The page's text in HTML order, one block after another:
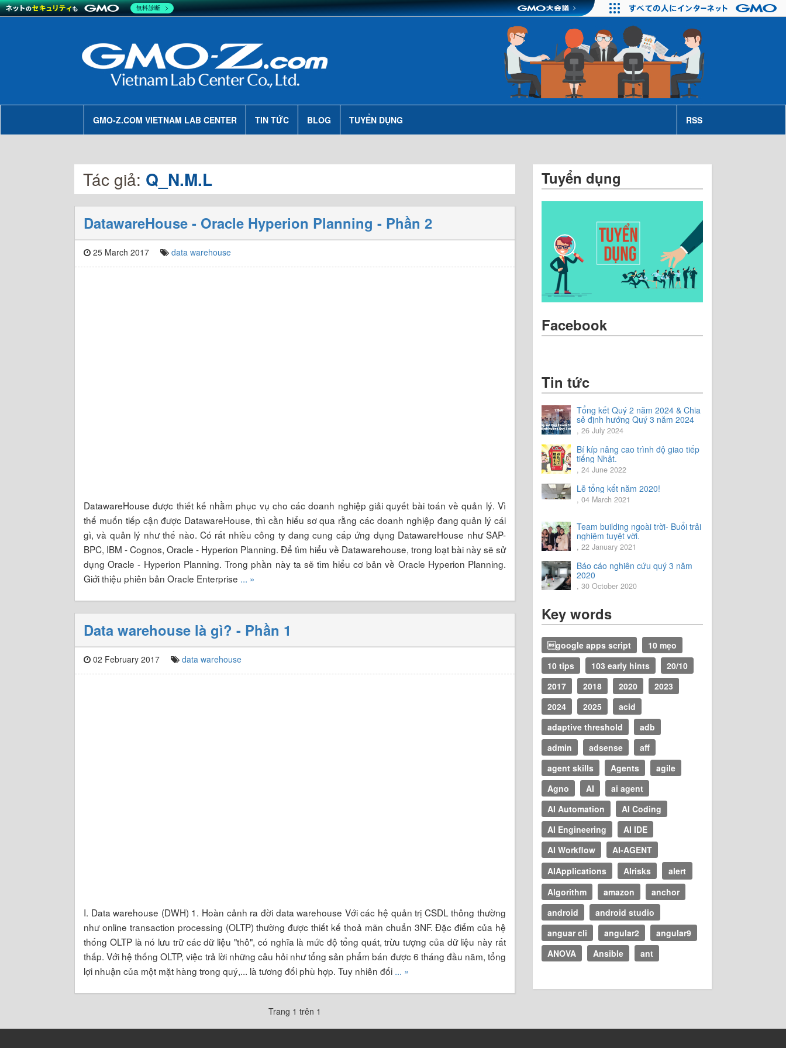
GMO-Z.COM VIETNAM LAB CENTER TIN TỨC BLOG TUYỂN DỤNG RSS
Tác giả: Q_N.M.L
DatawareHouse - Oracle Hyperion Planning - Phần 2
25 March 2017 data warehouse
DatawareHouse được thiết kế nhằm phục vụ cho các doanh nghiệp giải quyết bài toán về quản lý. Vì
thế muốn tiếp cận được DatawareHouse, thì cần hiểu sơ qua rằng các doanh nghiệp đang quản lý cái
gì, và quản lý như thế nào. Có rất nhiều công ty đang cung cấp ứng dụng DatawareHouse như SAP-
BPC, IBM - Cognos, Oracle - Hyperion Planning. Để tìm hiểu về Datawarehouse, trong loạt bài này sẽ sử
dụng Oracle - Hyperion Planning. Trong phần này ta sẽ tìm hiểu cơ bản về Oracle Hyperion Planning.
Giới thiệu phiên bản Oracle Enterprise ... »
Data warehouse là gì? - Phần 1
02 February 2017 data warehouse
I. Data warehouse (DWH) 1. Hoàn cảnh ra đời data warehouse Với các hệ quản trị CSDL thông thường
như online transaction processing (OLTP) thường được thiết kế thoả mãn chuẩn 3NF. Đặc điểm của hệ
thống OLTP là nó lưu trữ các dữ liệu "thô", có nghĩa là mức độ tổng quát, trừu tượng của dữ liệu này rất
thấp. Với hệ thống OLTP, việc trả lời những câu hỏi như tổng sản phẩm bán được 6 tháng đầu năm, tổng
lợi nhuận của một mặt hàng trong quý,... là tương đối phù hợp. Tuy nhiên đối ... »
Trang 1 trên 1
Tuyển dụng
Facebook
Tin tức
Tổng kết Quý 2 năm 2024 & Chia
sẻ định hướng Quý 3 năm 2024
, 26 July 2024
Bí kíp nâng cao trình độ giao tiếp
tiếng Nhật.
, 24 June 2022
Lễ tổng kết năm 2020!
, 04 March 2021
Team building ngoài trời- Buổi trải
nghiệm tuyệt vời.
, 22 January 2021
Báo cáo nghiên cứu quý 3 năm
2020
, 30 October 2020
Key words
google apps script
10 mẹo
10 tips
103 early hints
20/10
2017
2018 2020
2023
2024
2025
acid
adaptive threshold
adb
admin
adsense
aff
agent skills
Agents
agile
Agno
AI
ai agent
AI Automation
AI Coding
AI Engineering
AI IDE
AI Workflow
AI-AGENT
AIApplications
AIrisks
alert
Algorithm
amazon
anchor
android
android studio
anguar cli
angular2
angular9
ANOVA
Ansible ant
無料診断